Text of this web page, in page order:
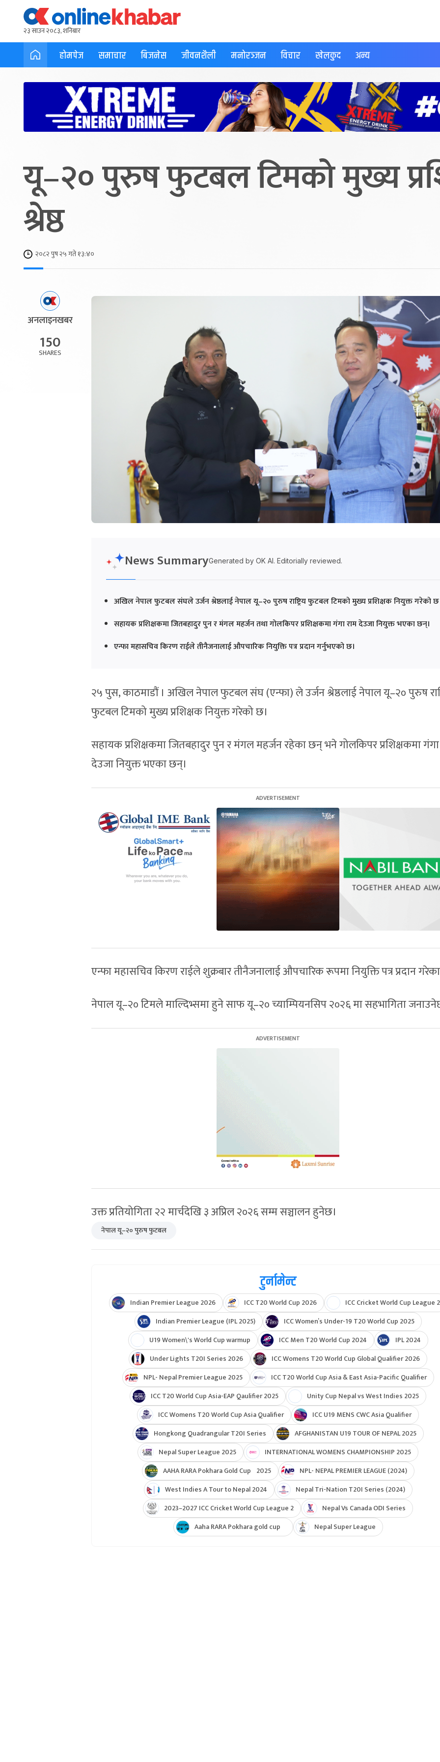
२३ साउन २०८३, शनिबार
होमपेज समाचार बिजनेस जीवनशैली मनोरञ्जन विचार खेलकुद अन्य
यू–२० पुरुष फुटबल टिमको मुख्य
श्रेष्ठ
२०८२ पुष २५ गते १३:४०
अनलाइनखबर
150
SHARES
News SummaryGenerated by OK AI. Editorially reviewed.
अखिल नेपाल फुटबल संघले उर्जन श्रेष्ठलाई नेपाल यू–२० पुरुष राष्ट्रिय फुटबल टिमको मुख्य प्रशिक्षक नियुक्त गरेको
सहायक प्रशिक्षकमा जितबहादुर पुन र मंगल महर्जन तथा गोलकिपर प्रशिक्षकमा गंगा राम देउजा नियुक्त भएका छन्।
एन्फा महासचिव किरण राईले तीनैजनालाई औपचारिक नियुक्ति पत्र प्रदान गर्नुभएको छ।
२५ पुस, काठमाडौं । अखिल नेपाल फुटबल संघ (एन्फा) ले उर्जन श्रेष्ठलाई नेपाल यू–२० पुरुष
फुटबल टिमको मुख्य प्रशिक्षक नियुक्त गरेको छ।
सहायक प्रशिक्षकमा जितबहादुर पुन र मंगल महर्जन रहेका छन् भने गोलकिपर प्रशिक्षकमा
देउजा नियुक्त भएका छन्।
एन्फा महासचिव किरण राईले शुक्रबार तीनैजनालाई औपचारिक रूपमा नियुक्ति पत्र प्रदान
नेपाल यू–२० टिमले माल्दिभ्समा हुने साफ यू–२० च्याम्पियनसिप २०२६ मा सहभागिता
उक्त प्रतियोगिता २२ मार्चदेखि ३ अप्रिल २०२६ सम्म सञ्चालन हुनेछ।
नेपाल यू–२० पुरुष फुटबल
टुर्नामेन्ट
Indian Premier League 2026 ICC T20 World Cup 2026
ICC Cricket World Cup League 2
Indian Premier League (IPL 2025)
ICC Women’s Under-19 T20 World Cup 2025
U19 Women\'s World Cup warmup
ICC Men T20 World Cup 2024
IPL 2024
Under Lights T20I Series 2026
ICC Womens T20 World Cup Global Qualifier 2026
NPL- Nepal Premier League 2025
ICC T20 World Cup Asia & East Asia-Pacific Qualifier
ICC T20 World Cup Asia-EAP Qaulifier 2025
Unity Cup Nepal vs West Indies 2025
ICC Womens T20 World Cup Asia Qualifier
ICC U19 MENS CWC Asia Qualifier
Hongkong Quadrangular T20I Series
AFGHANISTAN U19 TOUR OF NEPAL 2025
Nepal Super League 2025
INTERNATIONAL WOMENS CHAMPIONSHIP 2025
AAHA RARA Pokhara Gold Cup 2025
NPL- NEPAL PREMIER LEAGUE (2024)
West Indies A Tour to Nepal 2024
Nepal Tri-Nation T20I Series (2024)
2023–2027 ICC Cricket World Cup League 2
Nepal Vs Canada ODI Series
Aaha RARA Pokhara gold cup
Nepal Super League